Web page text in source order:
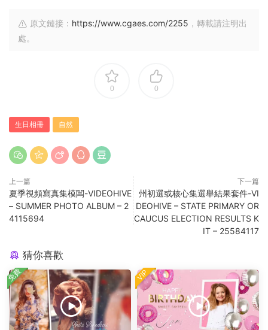
原文鏈接： https://www.cgaes.com/2255 ，轉載請注明出
處。
0 0
生日相冊 自然
上一篇
夏季視頻寫真集模闆-VIDEOHIVE
– SUMMER PHOTO ALBUM – 2
4115694
下一篇
州初選或核心集選舉結果套件-VI
DEOHIVE – STATE PRIMARY OR
CAUCUS ELECTION RESULTS K
IT – 25584117
猜你喜歡
免費 VIP